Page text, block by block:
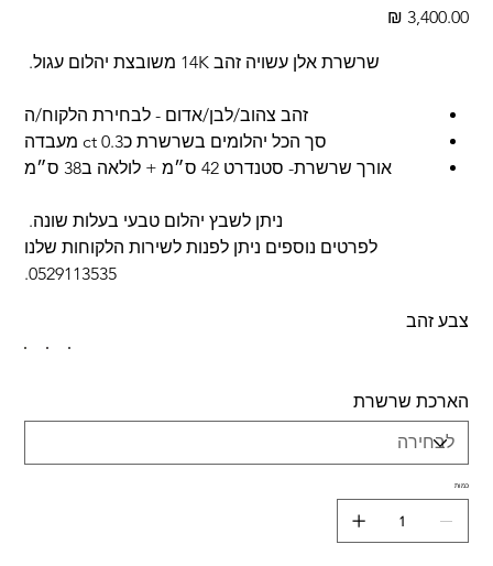
מחיר ‏3,400.00 ‏₪
שרשרת אלן עשויה זהב 14K משובצת יהלום עגול.
זהב צהוב/לבן/אדום - לבחירת הלקוח/ה
סך הכל יהלומים בשרשרת כ0.3 ct מעבדה
אורך שרשרת- סטנדרט 42 ס״מ + לולאה ב38 ס״מ
ניתן לשבץ יהלום טבעי בעלות שונה.
לפרטים נוספים ניתן לפנות לשירות הלקוחות שלנו
0529113535.
צבע זהב
הארכת שרשרת
כמות